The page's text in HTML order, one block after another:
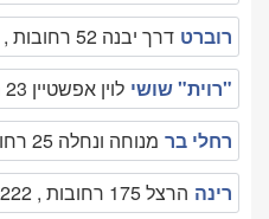
רוברט דרך יבנה 52 רחובות , 089461444
"רוית" שושי לוין אפשטיין 23 רחובות , 089462276
רחלי בר מנוחה ונחלה 25 רחובות , 0509503000
רינה הרצל 175 רחובות , 089474222